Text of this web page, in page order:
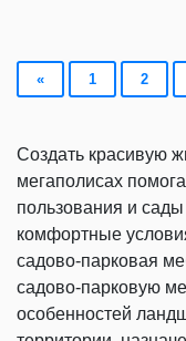
« 1 2
Создать красивую
мегаполисах
пользования и
комфортные
садово-парковая
садово-парковую
особенностей